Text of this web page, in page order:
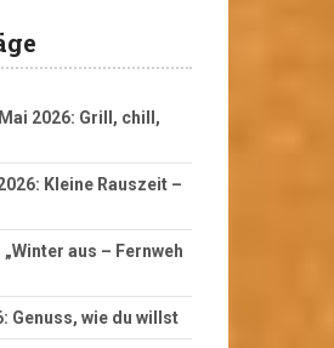
2026: Grill, chill,
Kleine Rauszeit –
aus – Fernweh
Genuss, wie du willst